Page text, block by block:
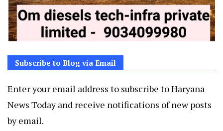
Subscribe to Blog via Email
Enter your email address to subscribe to Haryana
News Today and receive notifications of new posts
by email.